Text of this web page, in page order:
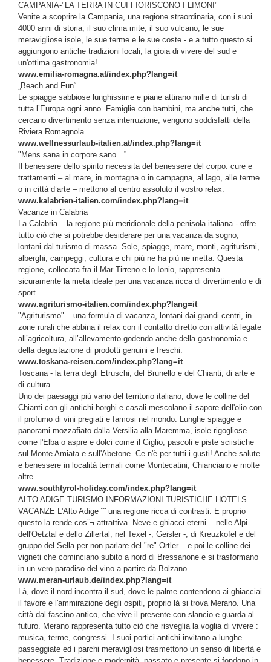
CAMPANIA-"LA TERRA IN CUI FIORISCONO I LIMONI"
Venite a scoprire la Campania, una regione straordinaria, con i suoi
4000 anni di storia, il suo clima mite, il suo vulcano, le sue
meravigliose isole, le sue terme e le sue coste - e a tutto questo si
aggiungono antiche tradizioni locali, la gioia di vivere del sud e
un'ottima gastronomia!
www.emilia-romagna.at/index.php?lang=it
„Beach and Fun“
Le spiagge sabbiose lunghissime e piane attirano mille di turisti di
tutta l’Europa ogni anno. Famiglie con bambini, ma anche tutti, che
cercano divertimento senza interruzione, vengono soddisfatti della
Riviera Romagnola.
www.wellnessurlaub-italien.at/index.php?lang=it
"Mens sana in corpore sano…”
Il benessere dello spirito necessita del benessere del corpo: cure e
trattamenti – al mare, in montagna o in campagna, al lago, alle terme
o in città d’arte – mettono al centro assoluto il vostro relax.
www.kalabrien-italien.com/index.php?lang=it
Vacanze in Calabria
La Calabria – la regione più meridionale della penisola italiana - offre
tutto ciò che si potrebbe desiderare per una vacanza da sogno,
lontani dal turismo di massa. Sole, spiagge, mare, monti, agriturismi,
alberghi, campeggi, cultura e chi più ne ha più ne metta. Questa
regione, collocata fra il Mar Tirreno e lo Ionio, rappresenta
sicuramente la meta ideale per una vacanza ricca di divertimento e di
sport.
www.agriturismo-italien.com/index.php?lang=it
"Agriturismo" – una formula di vacanza, lontani dai grandi centri, in
zone rurali che abbina il relax con il contatto diretto con attività legate
all’agricoltura, all’allevamento godendo anche della gastronomia e
della degustazione di prodotti genuini e freschi.
www.toskana-reisen.com/index.php?lang=it
Toscana - la terra degli Etruschi, del Brunello e del Chianti, di arte e
di cultura
Uno dei paesaggi più vario del territorio italiano, dove le colline del
Chianti con gli antichi borghi e casali mescolano il sapore dell'olio con
il profumo di vini pregiati e famosi nel mondo. Lunghe spiagge e
panorami mozzafiato dalla Versilia alla Maremma, isole rigogliose
come l'Elba o aspre e dolci come il Giglio, pascoli e piste sciistiche
sul Monte Amiata e sull'Abetone. Ce n'è per tutti i gusti! Anche salute
e benessere in località termali come Montecatini, Chianciano e molte
altre.
www.southtyrol-holiday.com/index.php?lang=it
ALTO ADIGE TURISMO INFORMAZIONI TURISTICHE HOTELS
VACANZE L'Alto Adige ¨¨ una regione ricca di contrasti. E proprio
questo la rende cos¨¬ attrattiva. Neve e ghiacci eterni... nelle Alpi
dell'Oetztal e dello Zillertal, nel Texel -, Geisler -, di Kreuzkofel e del
gruppo del Sella per non parlare del "re" Ortler... e poi le colline dei
vigneti che cominciano subito a nord di Bressanone e si trasformano
in un vero paradiso del vino a partire da Bolzano.
www.meran-urlaub.de/index.php?lang=it
Là, dove il nord incontra il sud, dove le palme contendono ai ghiacciai
il favore e l'ammirazione degli ospiti, proprio là si trova Merano. Una
città dal fascino antico, che vive il presente con slancio e guarda al
futuro. Merano rappresenta tutto ciò che risveglia la voglia di vivere :
musica, terme, congressi. I suoi portici antichi invitano a lunghe
passeggiate ed i parchi meravigliosi trasmettono un senso di libertà e